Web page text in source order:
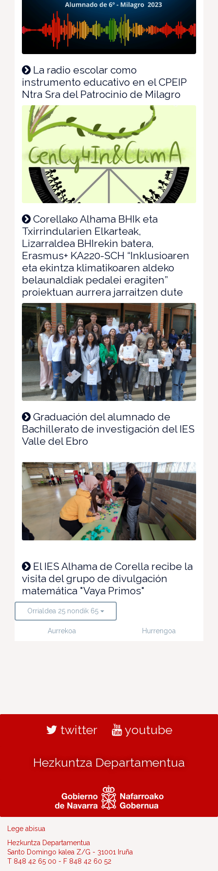
La radio escolar como
instrumento educativo en el CPEIP
Ntra Sra del Patrocinio de Milagro
Corellako Alhama BHIk eta
Txirrindularien Elkarteak,
Lizarraldea BHIrekin batera,
Erasmus+ KA220-SCH “Inklusioaren
eta ekintza klimatikoaren aldeko
belaunaldiak pedalei eragiten”
proiektuan aurrera jarraitzen dute
Graduación del alumnado de
Bachillerato de investigación del IES
Valle del Ebro
El IES Alhama de Corella recibe la
visita del grupo de divulgación
matemática "Vaya Primos"
Orrialdea 25 nondik 65
Aurrekoa Hurrengoa
twitter youtube
Hezkuntza Departamentua
Lege abisua
Hezkuntza Departamentua
Santo Domingo kalea Z/G - 31001 Iruña
T 848 42 65 00 - F 848 42 60 52